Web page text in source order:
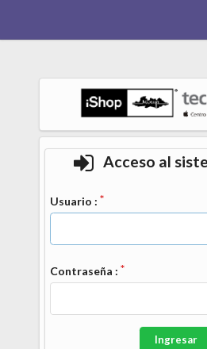
Acceso al
Usuario :
Contraseña :